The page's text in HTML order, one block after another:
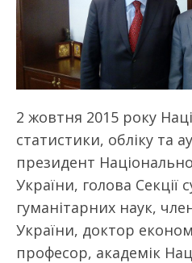
2 жовтня 2015 року
статистики, обліку та
президент
України, голова Секції
гуманітарних наук,
України, доктор
професор, академік